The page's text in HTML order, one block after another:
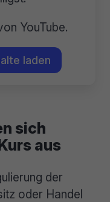
YouTube.
laden
sich
aus
der
oder Handel